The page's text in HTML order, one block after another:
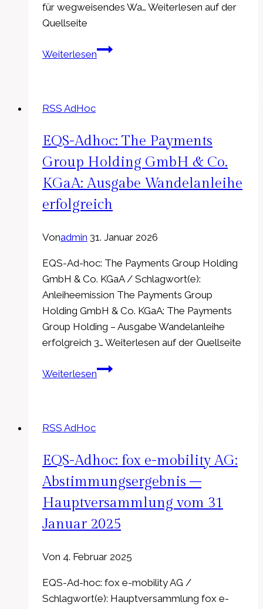
für wegweisendes Wa… Weiterlesen auf der
Quellseite
WeiterlesenEQS-
und
Copenhagen
Infrastructure
Partners
schließen
Partnerschaft
wegweisendes
Wasserstoffprojekt
in
Lubmin
RSS AdHoc
EQS-Adhoc: The Payments
Group Holding GmbH & Co.
KGaA: Ausgabe Wandelanleihe
erfolgreich
Vonadmin 31. Januar 2026
EQS-Ad-hoc: The Payments Group Holding
GmbH & Co. KGaA / Schlagwort(e):
Anleiheemission The Payments Group
Holding GmbH & Co. KGaA: The Payments
Group Holding – Ausgabe Wandelanleihe
erfolgreich 3… Weiterlesen auf der Quellseite
WeiterlesenEQS-
GmbH
&
KGaA:
Ausgabe
erfolgreich
RSS AdHoc
EQS-Adhoc: fox e-mobility AG:
Abstimmungsergebnis –
Hauptversammlung vom 31
Januar 2025
Von 4. Februar 2025
EQS-Ad-hoc: fox e-mobility AG /
Schlagwort(e): Hauptversammlung fox e-